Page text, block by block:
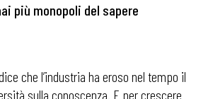
più monopoli del sapere
che l’industria ha eroso nel tempo il
sulla conoscenza. E per crescere